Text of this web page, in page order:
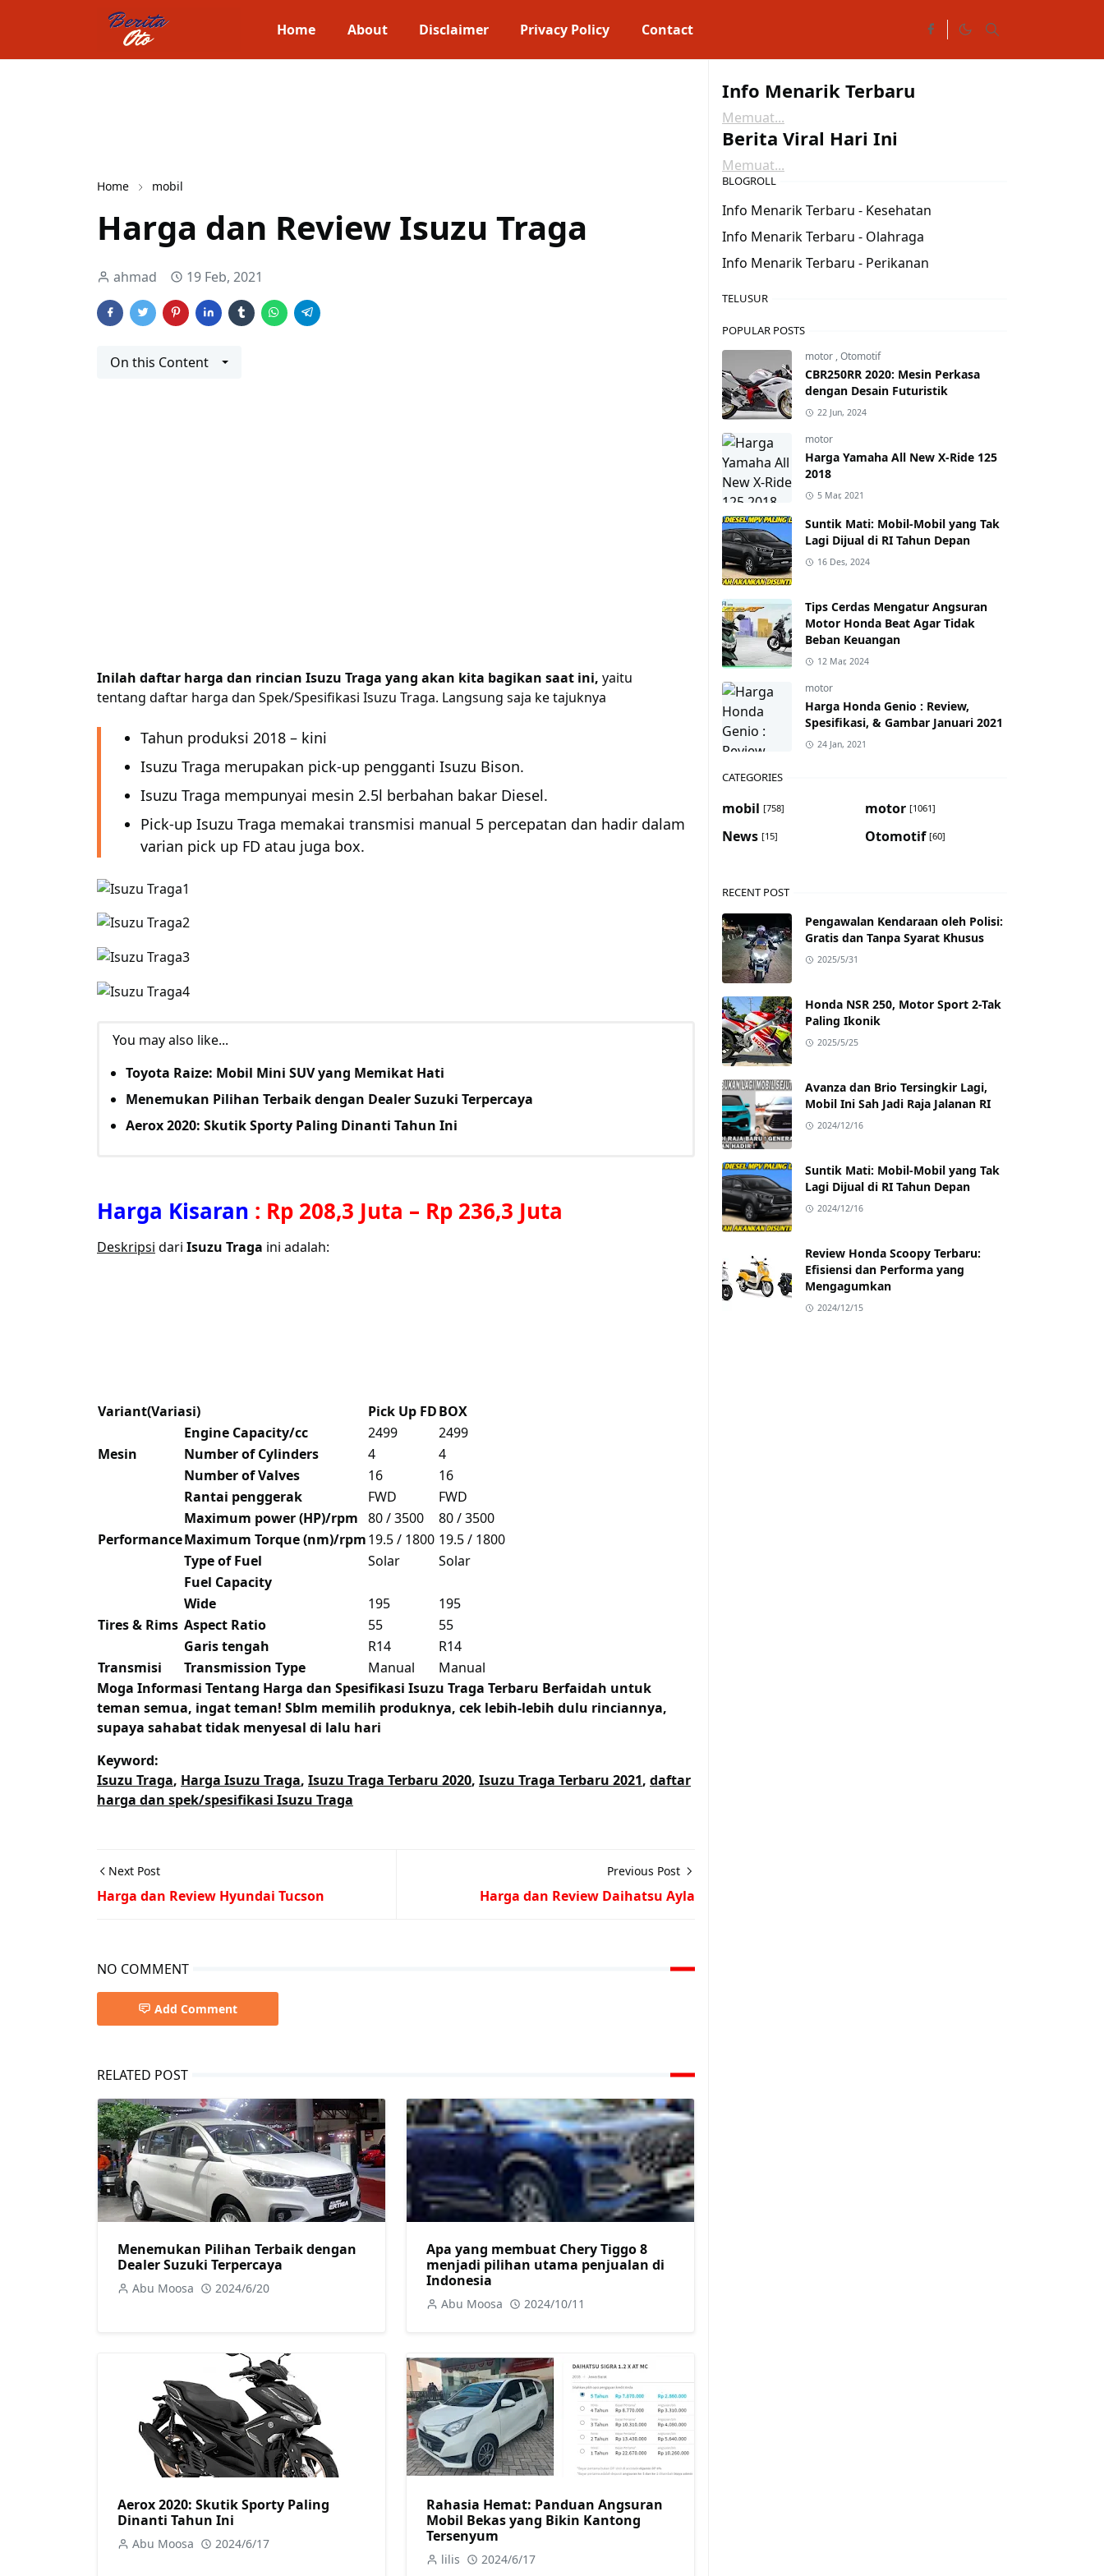
Home About Disclaimer Privacy Policy Contact
Home mobil
Harga dan Review Isuzu Traga
ahmad 19 Feb, 2021
On this Content
Inilah daftar harga dan rincian Isuzu Traga yang akan kita bagikan saat ini, yaitu
tentang daftar harga dan Spek/Spesifikasi Isuzu Traga. Langsung saja ke tajuknya
Tahun produksi 2018 – kini
Isuzu Traga merupakan pick-up pengganti Isuzu Bison.
Isuzu Traga mempunyai mesin 2.5l berbahan bakar Diesel.
Pick-up Isuzu Traga memakai transmisi manual 5 percepatan dan hadir dalam
varian pick up FD atau juga box.
You may also like...
Toyota Raize: Mobil Mini SUV yang Memikat Hati
Menemukan Pilihan Terbaik dengan Dealer Suzuki Terpercaya
Aerox 2020: Skutik Sporty Paling Dinanti Tahun Ini
Harga Kisaran : Rp 208,3 Juta – Rp 236,3 Juta
Deskripsi dari Isuzu Traga ini adalah:
Variant(Variasi) Pick Up FDBOX
Mesin
Engine Capacity/cc 2499
2499
Number of Cylinders
4
4
Number of Valves
16 16
Performance
Rantai penggerak FWD
FWD
Maximum power (HP)/rpm 80 / 3500
80 / 3500
Maximum Torque (nm)/rpm19.5 / 1800 19.5 / 1800
Type of Fuel
Solar
Solar
Fuel Capacity
Tires & Rims
Wide 195
195
Aspect Ratio
55
55
Garis tengah
R14
R14
Transmisi
Transmission Type Manual
Manual
Moga Informasi Tentang Harga dan Spesifikasi Isuzu Traga Terbaru Berfaidah untuk
teman semua, ingat teman! Sblm memilih produknya, cek lebih-lebih dulu rinciannya,
supaya sahabat tidak menyesal di lalu hari
Keyword:
Isuzu Traga, Harga Isuzu Traga, Isuzu Traga Terbaru 2020, Isuzu Traga Terbaru 2021, daftar
harga dan spek/spesifikasi Isuzu Traga
Next Post
Harga dan Review Hyundai Tucson
Previous Post
Harga dan Review Daihatsu Ayla
NO COMMENT
Add Comment
RELATED POST
Menemukan Pilihan Terbaik dengan
Dealer Suzuki Terpercaya
Abu Moosa 2024/6/20
Apa yang membuat Chery Tiggo 8
menjadi pilihan utama penjualan di
Indonesia
Abu Moosa 2024/10/11
Aerox 2020: Skutik Sporty Paling
Dinanti Tahun Ini
Abu Moosa 2024/6/17
Rahasia Hemat: Panduan Angsuran
Mobil Bekas yang Bikin Kantong
Tersenyum
lilis 2024/6/17
Info Menarik Terbaru
Memuat...
Berita Viral Hari Ini
Memuat...
BLOGROLL
Info Menarik Terbaru - Kesehatan
Info Menarik Terbaru - Olahraga
Info Menarik Terbaru - Perikanan
TELUSUR
POPULAR POSTS
motor ,Otomotif
CBR250RR 2020: Mesin Perkasa
dengan Desain Futuristik
22 Jun, 2024
motor
Harga Yamaha All New X-Ride 125
2018
5 Mar, 2021
Suntik Mati: Mobil-Mobil yang Tak
Lagi Dijual di RI Tahun Depan
16 Des, 2024
Tips Cerdas Mengatur Angsuran
Motor Honda Beat Agar Tidak
Beban Keuangan
12 Mar, 2024
motor
Harga Honda Genio : Review,
Spesifikasi, & Gambar Januari 2021
24 Jan, 2021
CATEGORIES
mobil [758] motor [1061]
News [15] Otomotif [60]
RECENT POST
Pengawalan Kendaraan oleh Polisi:
Gratis dan Tanpa Syarat Khusus
2025/5/31
Honda NSR 250, Motor Sport 2-Tak
Paling Ikonik
2025/5/25
Avanza dan Brio Tersingkir Lagi,
Mobil Ini Sah Jadi Raja Jalanan RI
2024/12/16
Suntik Mati: Mobil-Mobil yang Tak
Lagi Dijual di RI Tahun Depan
2024/12/16
Review Honda Scoopy Terbaru:
Efisiensi dan Performa yang
Mengagumkan
2024/12/15